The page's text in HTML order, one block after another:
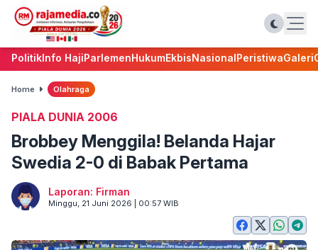
PolitikInfo HajiParlemenHukumEkbisNasionalPeristiwaGaleri
Home Olahraga
PIALA DUNIA 2006
Brobbey Menggila! Belanda Hajar
Swedia 2-0 di Babak Pertama
Laporan: Firman
Minggu, 21 Juni 2026 | 00:57 WIB